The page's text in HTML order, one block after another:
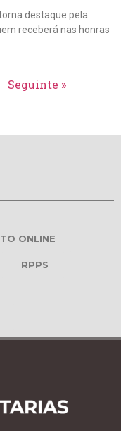
destaque pela
receberá nas honras
Seguinte »
ONLINE
RPPS